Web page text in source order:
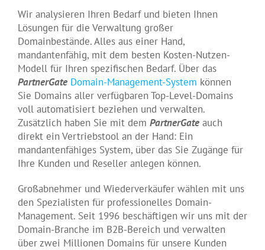
Wir analysieren Ihren Bedarf und bieten Ihnen
Lösungen für die Verwaltung großer
Domainbestände. Alles aus einer Hand,
mandantenfähig, mit dem besten Kosten-Nutzen-
Modell für Ihren spezifischen Bedarf. Über das
PartnerGate Domain-Management-System können
Sie Domains aller verfügbaren Top-Level-Domains
voll automatisiert beziehen und verwalten.
Zusätzlich haben Sie mit dem PartnerGate auch
direkt ein Vertriebstool an der Hand: Ein
mandantenfähiges System, über das Sie Zugänge für
Ihre Kunden und Reseller anlegen können.
Großabnehmer und Wiederverkäufer wählen mit uns
den Spezialisten für professionelles Domain-
Management. Seit 1996 beschäftigen wir uns mit der
Domain-Branche im B2B-Bereich und verwalten
über zwei Millionen Domains für unsere Kunden